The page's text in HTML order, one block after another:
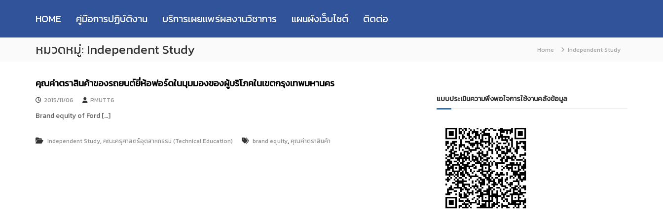
p
M
T
T
e
s
e
a
c
h
ห
วิ
ท
ย
ย
ค
น
HOME คู่มือการปฏิบัติงาน บริการเผยแพร่ผลงานวิชาการ แผนผังเว็บไซต์ ติดต่อ
หมวดหมู่: Independent Study Home Independent Study
คุณค่าตราสินค้าของรถยนต์ยี่ห้อฟอร์ดในมุมมองของผู้บริโภคในเขตกรุงเทพมหานคร
2015/11/06 RMUTT6
Brand equity of Ford […]
Independent Study,คณะครุศาสตร์อุตสาหกรรม (Technical Education) brand equity,คุณค่าตราสินค้า
แบบประเมินความพึงพอใจการใช้งานคลังข้อมูล